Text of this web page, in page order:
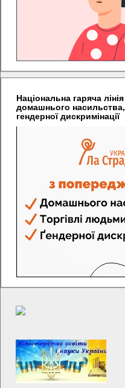
Національна гаряча
домашнього
гендерної дискримінації